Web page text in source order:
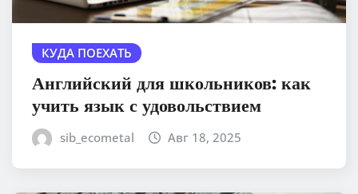
КУДА ПОЕХАТЬ
Английский для школьников: как
учить язык с удовольствием
sib_ecometal Авг 18, 2025